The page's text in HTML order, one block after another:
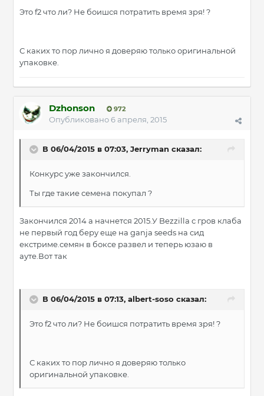
Это f2 что ли? Не боишся потратить время зря! ?
С каких то пор лично я доверяю только оригинальной
упаковке.
Dzhonson 972
Опубликовано6 апреля, 2015
В 06/04/2015 в 07:03, Jerryman сказал:
Конкурс уже закончился.
Ты где такие семена покупал ?
Закончился 2014 а начнется 2015.У Bezzilla с гров клаба
не первый год беру еще на ganja seeds на сид
екстриме.семян в боксе развел и теперь юзаю в
ауте.Вот так
В 06/04/2015 в 07:13, albert-soso сказал:
Это f2 что ли? Не боишся потратить время зря! ?
С каких то пор лично я доверяю только
оригинальной упаковке.